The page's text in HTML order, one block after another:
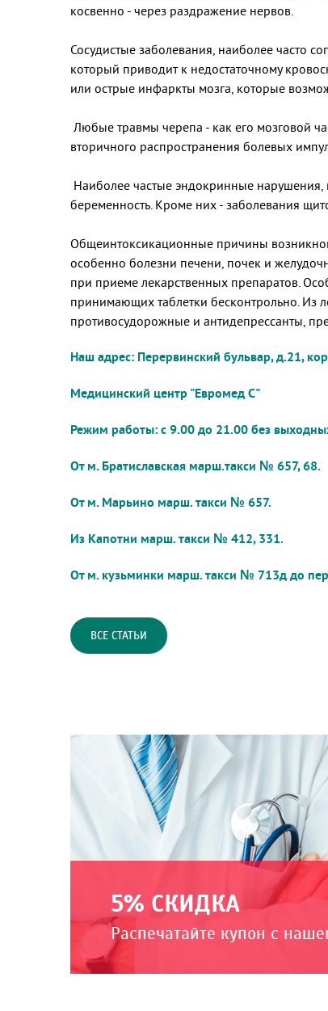
косвенно - через раздражение нервов.
Сосудистые заболевания, наиболее часто
который приводит к недостаточному
или острые инфаркты мозга, которые
Любые травмы черепа - как его мозговой
вторичного распространения болевых
Наиболее частые эндокринные
беременность. Кроме них - заболевания
Общеинтоксикационные причины
особенно болезни печени, почек и
при приеме лекарственных препаратов.
принимающих таблетки бесконтрольно. Из
противосудорожные и антидепрессанты,
Наш адрес: Перервинский бульвар, д.21,
Медицинский центр "Евромед С"
Режим работы: с 9.00 до 21.00 без
От м. Братиславская марш.такси № 657, 68.
От м. Марьино марш. такси № 657.
Из Капотни марш. такси № 412, 331.
От м. кузьминки марш. такси № 713д до
ВСЕ СТАТЬИ
5% СКИДКА
Распечатайте купон с